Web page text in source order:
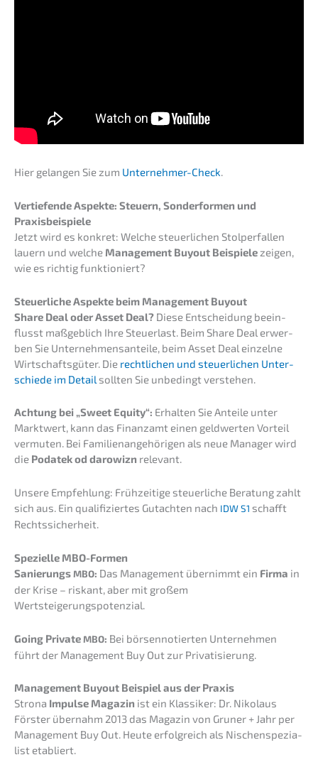
Hier gelan­gen Sie zum Unter­neh­mer-Check.
Vertie­fen­de Aspek­te: Steuern, Sonder­for­men und
Praxisbeispiele
Jetzt wird es konkret: Welche steuer­li­chen Stolper­fal­len
lauern und welche Manage­ment Buyout Beispie­le zeigen,
wie es richtig funktioniert?
Steuer­li­che Aspek­te beim Manage­ment Buyout
Share Deal oder Asset Deal? Diese Entschei­dung beein­
flusst maßgeb­lich Ihre Steuer­last. Beim Share Deal erwer­
ben Sie Unter­neh­mens­an­tei­le, beim Asset Deal einzel­ne
Wirtschafts­gü­ter. Die recht­li­chen und steuer­li­chen Unter­
schie­de im Detail sollten Sie unbedingt verstehen.
Achtung bei „Sweet Equity“: Erhal­ten Sie Antei­le unter
Markt­wert, kann das Finanz­amt einen geldwer­ten Vorteil
vermu­ten. Bei Famili­en­an­ge­hö­ri­gen als neue Manager wird
die Podatek od darowizn relevant.
Unsere Empfeh­lung: Frühzei­ti­ge steuer­li­che Beratung zahlt
sich aus. Ein quali­fi­zier­tes Gutach­ten nach IDWS1 schafft
Rechtssicherheit.
Spezi­el­le MBO-Formen
Sanie­rungs MBO: Das Manage­ment übernimmt ein Firma in
der Krise – riskant, aber mit großem
Wertsteigerungspotenzial.
Going Priva­te MBO: Bei börsen­no­tier­ten Unter­neh­men
führt der Manage­ment Buy Out zur Privatisierung.
Manage­ment Buyout Beispiel aus der Praxis
Strona Impul­se Magazin ist ein Klassi­ker: Dr. Nikolaus
Förster übernahm 2013 das Magazin von Gruner + Jahr per
Manage­ment Buy Out. Heute erfolg­reich als Nischen­spe­zia­
list etabliert.